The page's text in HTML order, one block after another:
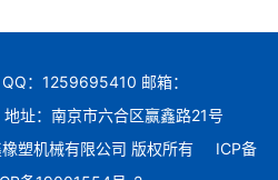
：1259695410 邮箱：
址：南京市六合区赢鑫路21号
塑机械有限公司 版权所有 ICP备